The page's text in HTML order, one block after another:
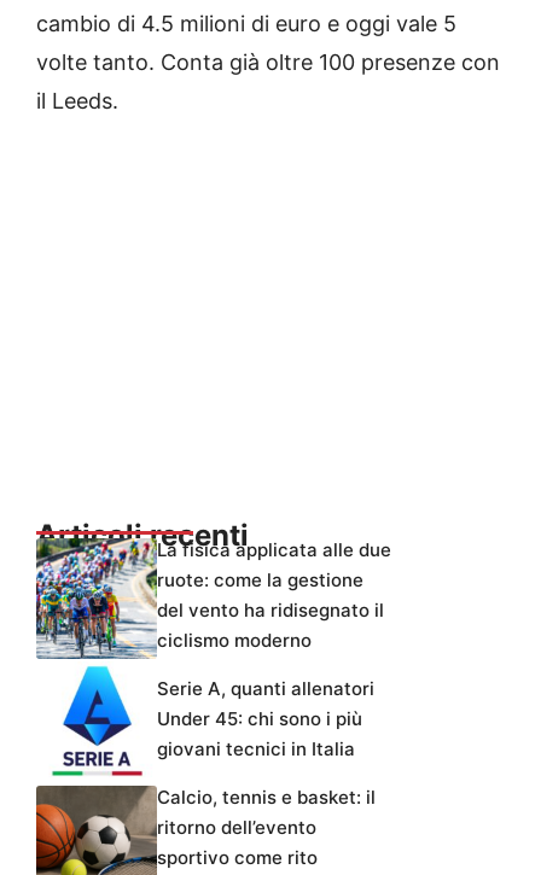
cambio di 4.5 milioni di euro e oggi vale 5
volte tanto. Conta già oltre 100 presenze con
il Leeds.
Articoli recentiLa fisica applicata alle due
ruote: come la gestione
del vento ha ridisegnato il
ciclismo moderno
Serie A, quanti allenatori
Under 45: chi sono i più
giovani tecnici in Italia
Calcio, tennis e basket: il
ritorno dell’evento
sportivo come rito